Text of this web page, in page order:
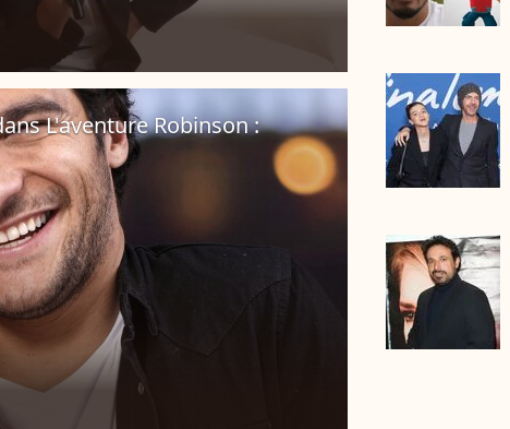
L'aventure Robinson :